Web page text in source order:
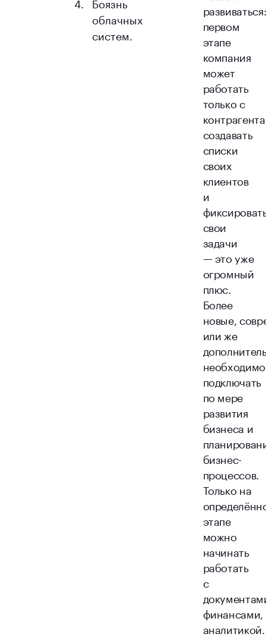
облачных
систем.
первом
этапе
компания
может
работать
только с
создавать
списки
своих
клиентов
и
свои
задачи
— это уже
огромный
плюс.
Более
новые,
или же
необходимо
подключать
по мере
развития
бизнеса и
бизнес-
процессов.
Только на
этапе
можно
начинать
работать
с
финансами,